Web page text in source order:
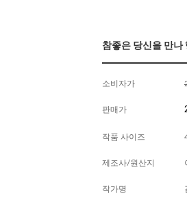
참좋은 당신을 만
소비자가
판매가
작품 사이즈
제조사/원산지
작가명